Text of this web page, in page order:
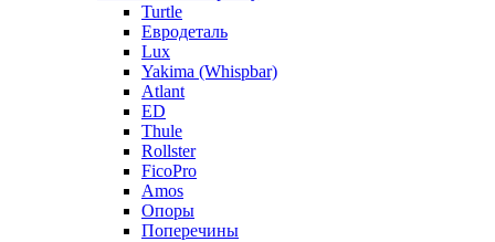
Turtle
Евродеталь
Lux
Yakima (Whispbar)
Atlant
ED
Thule
Rollster
FicoPro
Amos
Опоры
Поперечины